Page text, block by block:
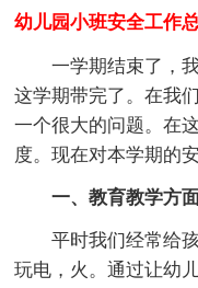
幼儿园小班安全工作
一学期结束了，
这学期带完了。在我
一个很大的问题。在
度。现在对本学期的
一、教育教学方
平时我们经常给
玩电，火。通过让幼